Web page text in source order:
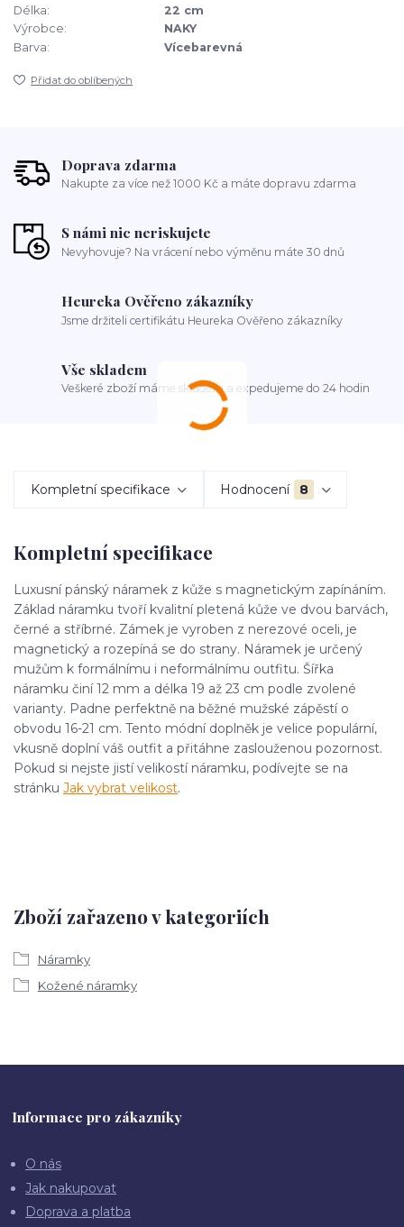
Délka:
22 cm
Výrobce:
NAKY
Barva:
Vícebarevná
Přidat do oblíbených
Doprava zdarma
Nakupte za více než 1000 Kč a máte dopravu zdarma
S námi nic neriskujete
Nevyhovuje? Na vrácení nebo výměnu máte 30 dnů
Heureka Ověřeno zákazníky
Jsme držiteli certifikátu Heureka Ověřeno zákazníky
Vše skladem
Veškeré zboží máme skladem a expedujeme do 24 hodin
Kompletní specifikace Hodnocení 8
Kompletní specifikace
Luxusní pánský náramek z kůže s magnetickým zapínáním.
Základ náramku tvoří kvalitní pletená kůže ve dvou barvách,
černé a stříbrné. Zámek je vyroben z nerezové oceli, je
magnetický a rozepíná se do strany. Náramek je určený
mužům k formálnímu i neformálnímu outfitu. Šířka
náramku činí 12 mm a délka 19 až 23 cm podle zvolené
varianty. Padne perfektně na běžné mužské zápěstí o
obvodu 16-21 cm. Tento módní doplněk je velice populární,
vkusně doplní váš outfit a přitáhne zaslouženou pozornost.
Pokud si nejste jistí velikostí náramku, podívejte se na
stránku Jak vybrat velikost.
Zboží zařazeno v kategoriích
Náramky
Kožené náramky
Informace pro zákazníky
O nás
Jak nakupovat
Doprava a platba